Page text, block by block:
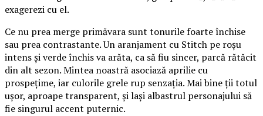
exagerezi cu el.
Ce nu prea merge primăvara sunt tonurile foarte închise
sau prea contrastante. Un aranjament cu Stitch pe roșu
intens și verde închis va arăta, ca să fiu sincer, parcă rătăcit
din alt sezon. Mintea noastră asociază aprilie cu
prospețime, iar culorile grele rup senzația. Mai bine ții totul
ușor, aproape transparent, și lași albastrul personajului să
fie singurul accent puternic.